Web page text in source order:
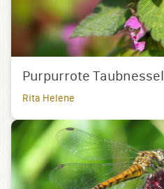
Purpurrote Taubnessel
Rita Helene